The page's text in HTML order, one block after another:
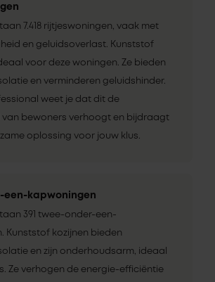
7.418 rijtjeswoningen, vaak met
en geluidsoverlast. Kunststof
voor deze woningen. Ze bieden
en verminderen geluidshinder.
weet je dat dit de
van bewoners verhoogt en bijdraagt
oplossing voor jouw klus.
een-kapwoningen
391 twee-onder-een-
Kunststof kozijnen bieden
en zijn onderhoudsarm, ideaal
Ze verhogen de energie-efficiëntie